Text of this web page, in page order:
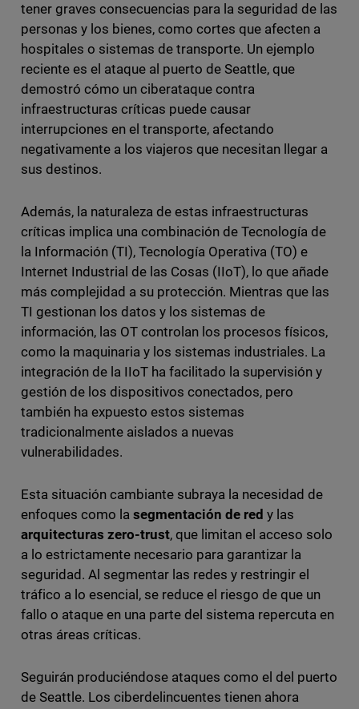
tener graves consecuencias para la seguridad de las
personas y los bienes, como cortes que afecten a
hospitales o sistemas de transporte. Un ejemplo
reciente es el ataque al puerto de Seattle, que
demostró cómo un ciberataque contra
infraestructuras críticas puede causar
interrupciones en el transporte, afectando
negativamente a los viajeros que necesitan llegar a
sus destinos.
Además, la naturaleza de estas infraestructuras
críticas implica una combinación de Tecnología de
la Información (TI), Tecnología Operativa (TO) e
Internet Industrial de las Cosas (IIoT), lo que añade
más complejidad a su protección. Mientras que las
TI gestionan los datos y los sistemas de
información, las OT controlan los procesos físicos,
como la maquinaria y los sistemas industriales. La
integración de la IIoT ha facilitado la supervisión y
gestión de los dispositivos conectados, pero
también ha expuesto estos sistemas
tradicionalmente aislados a nuevas
vulnerabilidades.
Esta situación cambiante subraya la necesidad de
enfoques como la segmentación de red y las
arquitecturas zero-trust, que limitan el acceso solo
a lo estrictamente necesario para garantizar la
seguridad. Al segmentar las redes y restringir el
tráfico a lo esencial, se reduce el riesgo de que un
fallo o ataque en una parte del sistema repercuta en
otras áreas críticas.
Seguirán produciéndose ataques como el del puerto
de Seattle. Los ciberdelincuentes tienen ahora